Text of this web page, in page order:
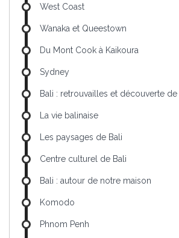
West Coast
Wanaka et Queestown
Du Mont Cook à Kaikoura
Sydney
Bali : retrouvailles et découverte de
La vie balinaise
Les paysages de Bali
Centre culturel de Bali
Bali : autour de notre maison
Komodo
Phnom Penh